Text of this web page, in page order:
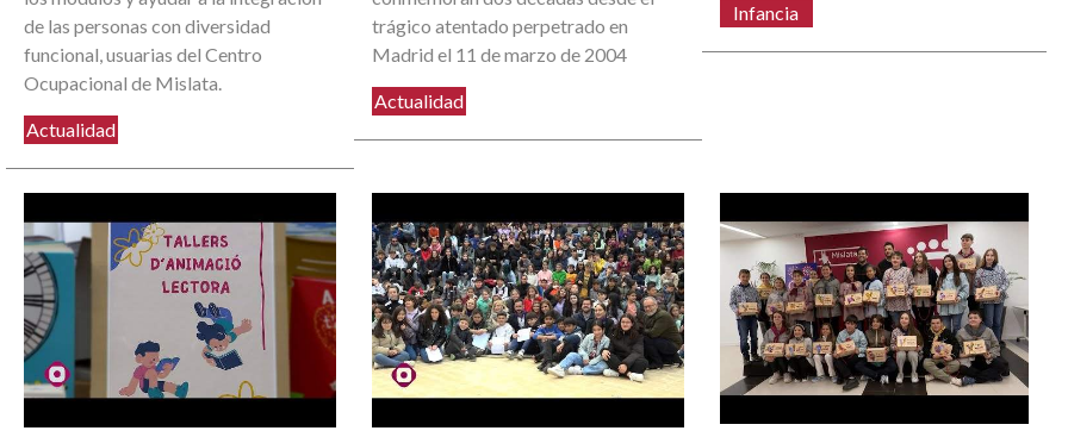
de las personas con diversidad
funcional, usuarias del Centro
Ocupacional de Mislata.
Actualidad
trágico atentado perpetrado en
Madrid el 11 de marzo de 2004
Actualidad
Infancia